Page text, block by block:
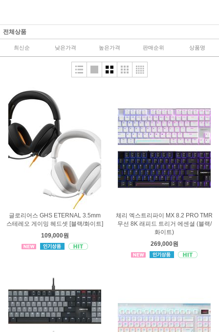
전체상품
최신순 낮은가격 높은가격 판매순위 상품명
글로리어스 GHS ETERNAL 3.5mm
스테레오 게이밍 헤드셋 [블랙/화이트]
109,000원
체리 엑스트리파이 MX 8.2 PRO TMR
무선 8K 래피드 트리거 에센셜 (블랙/
화이트)
269,000원